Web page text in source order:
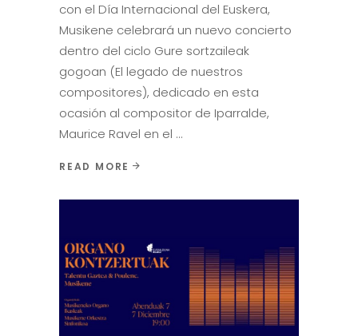
con el Día Internacional del Euskera,
Musikene celebrará un nuevo concierto
dentro del ciclo Gure sortzaileak
gogoan (El legado de nuestros
compositores), dedicado en esta
ocasión al compositor de Iparralde,
Maurice Ravel en el
READ MORE